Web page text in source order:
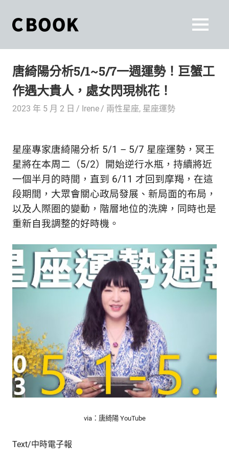
content
和
你
一
活
出
自
己
的
生
活
態
度
World.」
是
近
你/
妳
生
活
的
雜
誌。
精
采
豐
富
潮
流、
生
活
旅
遊、
兩
獵
MENU
唐綺陽分析5/1~5/7一週運勢！巨蟹工
作遇大貴人，處女閃現桃花！
2023 年 5 月 2 日 Irene 兩性星座, 星座運勢
星座專家唐綺陽分析 5/1 – 5/7 星座運勢，冥王
星將在本周二（5/2）開始逆行水瓶，持續將近
一個半月的時間，直到 6/11 才回到摩羯，在這
段期間，大眾會關心政局發展、新局面的布局，
以及人際圈的變動，階層地位的洗牌，同時也是
重新自我調整的好時機。
via：唐綺陽 YouTube
Text/中時電子報